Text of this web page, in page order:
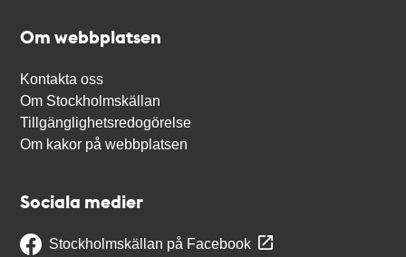
Om webbplatsen
Kontakta oss
Om Stockholmskällan
Tillgänglighetsredogörelse
Om kakor på webbplatsen
Sociala medier
Stockholmskällan på Facebook